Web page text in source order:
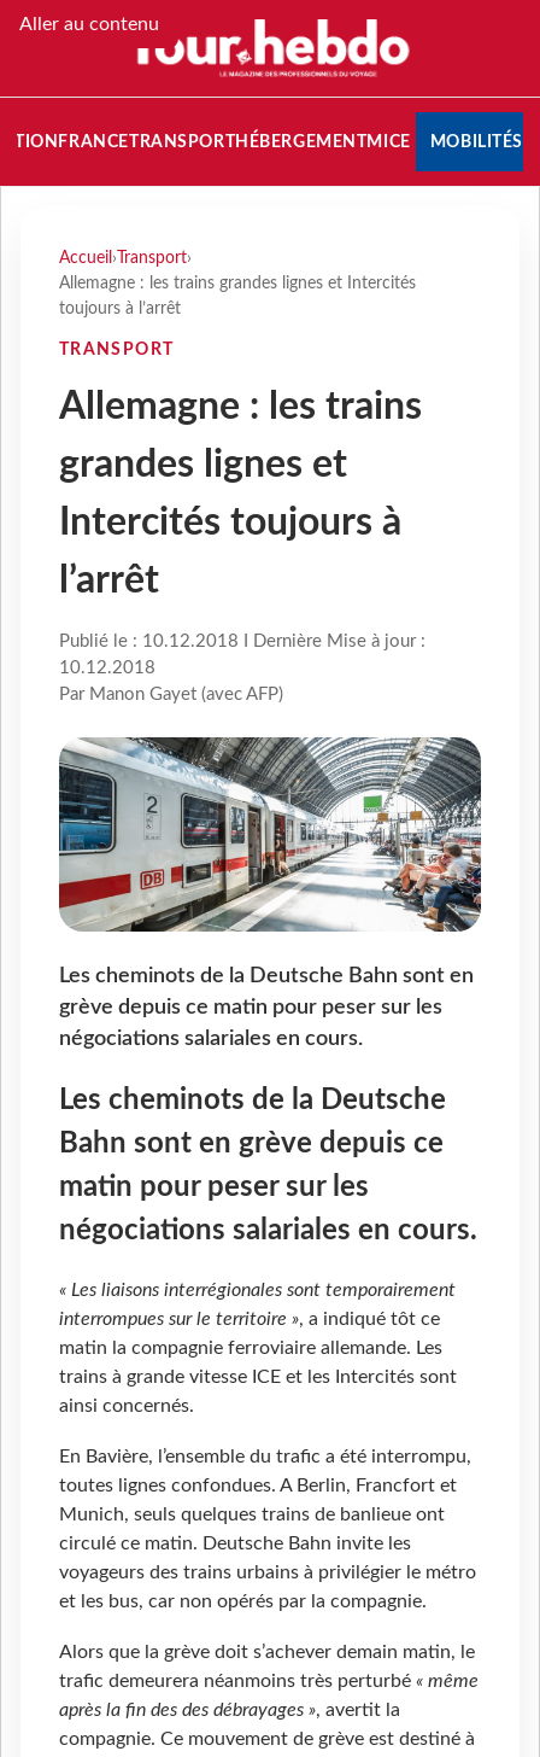
Aller au contenu
FRANCETRANSPORT HÉBERGEMENTMICE MOBILITÉS
Accueil › Transport›
Allemagne : les trains grandes lignes et Intercités
toujours à l’arrêt
TRANSPORT
Allemagne : les trains
grandes lignes et
Intercités toujours à
l’arrêt
Publié le : 10.12.2018 I Dernière Mise à jour :
10.12.2018
Par Manon Gayet (avec AFP)
Les cheminots de la Deutsche Bahn sont en
grève depuis ce matin pour peser sur les
négociations salariales en cours.
Les cheminots de la Deutsche
Bahn sont en grève depuis ce
matin pour peser sur les
négociations salariales en cours.
« Les liaisons interrégionales sont temporairement
interrompues sur le territoire », a indiqué tôt ce
matin la compagnie ferroviaire allemande. Les
trains à grande vitesse ICE et les Intercités sont
ainsi concernés.
En Bavière, l’ensemble du trafic a été interrompu,
toutes lignes confondues. A Berlin, Francfort et
Munich, seuls quelques trains de banlieue ont
circulé ce matin. Deutsche Bahn invite les
voyageurs des trains urbains à privilégier le métro
et les bus, car non opérés par la compagnie.
Alors que la grève doit s’achever demain matin, le
trafic demeurera néanmoins très perturbé « même
après la fin des des débrayages », avertit la
compagnie. Ce mouvement de grève est destiné à